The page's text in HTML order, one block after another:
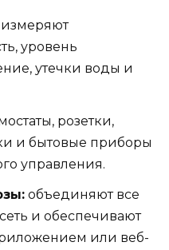
измеряют
уровень
утечки воды и
розетки,
и бытовые приборы
управления.
объединяют все
и обеспечивают
или веб-